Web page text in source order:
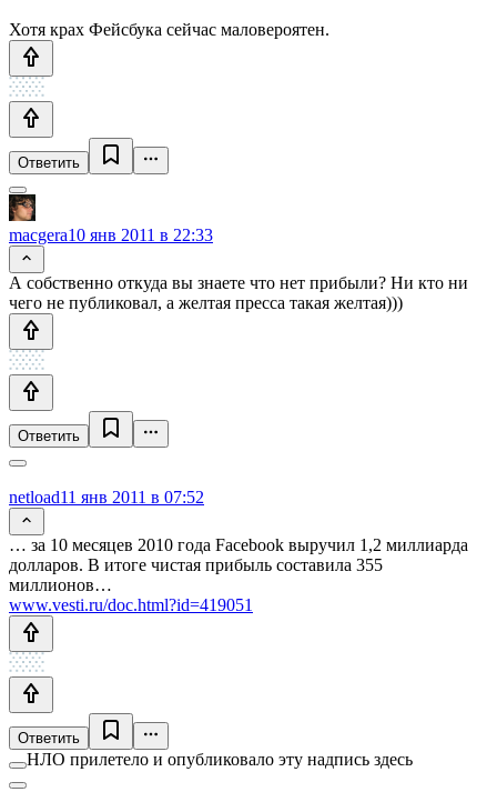
Хотя крах Фейсбука сейчас маловероятен.
Ответить
macgera10 янв 2011 в 22:33
А собственно откуда вы знаете что нет прибыли? Ни кто ни
чего не публиковал, а желтая пресса такая желтая)))
Ответить
netload11 янв 2011 в 07:52
… за 10 месяцев 2010 года Facebook выручил 1,2 миллиарда
долларов. В итоге чистая прибыль составила 355
миллионов…
www.vesti.ru/doc.html?id=419051
Ответить
НЛО прилетело и опубликовало эту надпись здесь